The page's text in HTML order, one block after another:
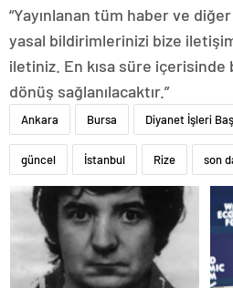
“Yayınlanan tüm haber ve
yasal bildirimlerinizi bize
iletiniz. En kısa süre
dönüş sağlanılacaktır.”
Ankara Bursa Diyanet İşleri
güncel İstanbul Rize son